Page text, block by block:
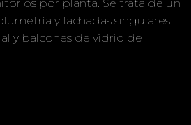
por planta. Se trata de un
y fachadas singulares,
y balcones de vidrio de